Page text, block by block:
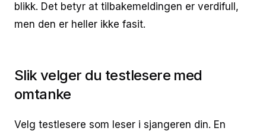
blikk. Det betyr at tilbakemeldingen er verdifull,
men den er heller ikke fasit.
Slik velger du testlesere med
omtanke
Velg testlesere som leser i sjangeren din. En